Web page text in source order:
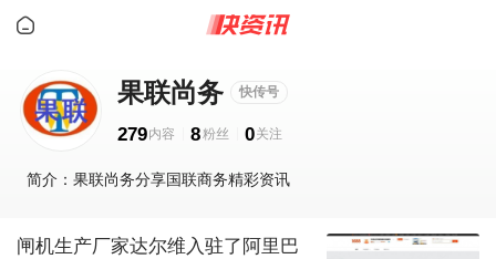
果联尚务 快传号
279 8 0
简介：果联尚务分享国联商务精彩资讯
闸机生产厂家达尔维入驻了阿里巴